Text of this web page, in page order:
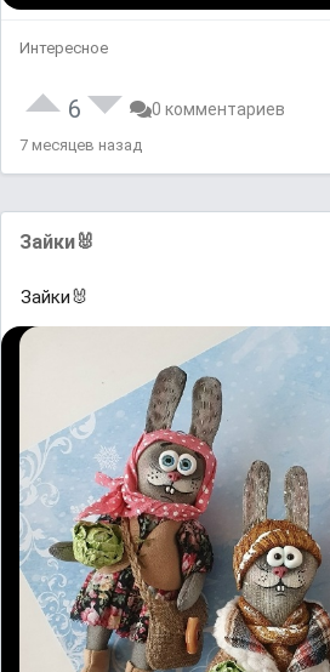
Интересное
6 0 комментариев
7 месяцев назад
Зайки🐰
Зайки🐰